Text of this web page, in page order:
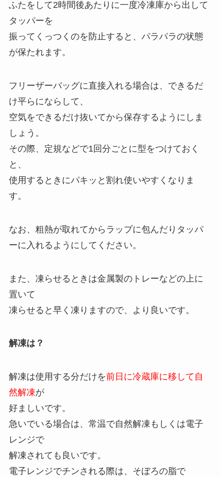
ふたをして2時間後あたりに一度冷凍庫から出して
タッパーを
振ってくっつくのを防止すると、パラパラの状態
が保たれます。
フリーザーバッグに直接入れる場合は、できるだ
け平らにならして、
空気をできるだけ抜いてから保存するようにしま
しょう。
その際、定規などで1回分ごとに型をつけておく
と、
使用するときにパキッと割れ使いやすくなりま
す。
なお、粗熱が取れてからラップに包んだりタッパ
ーに入れるようにしてください。
また、凍らせるときは金属製のトレーなどの上に
置いて
凍らせると早く凍りますので、より良いです。
解凍は？
解凍は使用する分だけを前日に冷蔵庫に移して自
然解凍が
好ましいです。
急いでいる場合は、常温で自然解凍もしくは電子
レンジで
解凍されても良いです。
電子レンジでチンされる際は、そぼろの脂で